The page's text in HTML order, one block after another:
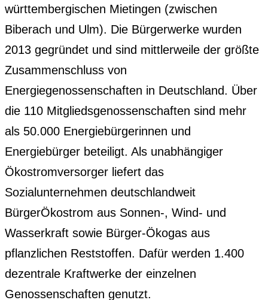
württembergischen Mietingen (zwischen
Biberach und Ulm). Die Bürgerwerke wurden
2013 gegründet und sind mittlerweile der größte
Zusammenschluss von
Energiegenossenschaften in Deutschland. Über
die 110 Mitgliedsgenossenschaften sind mehr
als 50.000 Energiebürgerinnen und
Energiebürger beteiligt. Als unabhängiger
Ökostromversorger liefert das
Sozialunternehmen deutschlandweit
BürgerÖkostrom aus Sonnen-, Wind- und
Wasserkraft sowie Bürger-Ökogas aus
pflanzlichen Reststoffen. Dafür werden 1.400
dezentrale Kraftwerke der einzelnen
Genossenschaften genutzt.